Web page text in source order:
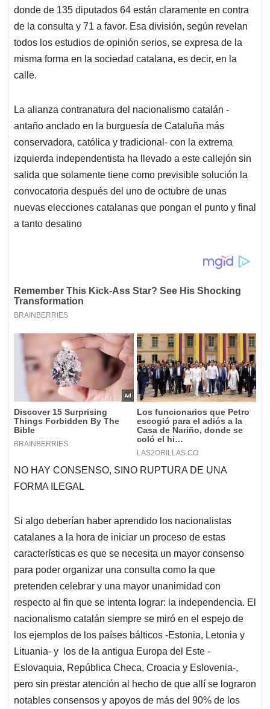
donde de 135 diputados 64 están claramente en contra
de la consulta y 71 a favor. Esa división, según revelan
todos los estudios de opinión serios, se expresa de la
misma forma en la sociedad catalana, es decir, en la
calle.
La alianza contranatura del nacionalismo catalán -
antaño anclado en la burguesía de Cataluña más
conservadora, católica y tradicional- con la extrema
izquierda independentista ha llevado a este callejón sin
salida que solamente tiene como previsible solución la
convocatoria después del uno de octubre de unas
nuevas elecciones catalanas que pongan el punto y final
a tanto desatino
NO HAY CONSENSO, SINO RUPTURA DE UNA
FORMA ILEGAL
Si algo deberían haber aprendido los nacionalistas
catalanes a la hora de iniciar un proceso de estas
características es que se necesita un mayor consenso
para poder organizar una consulta como la que
pretenden celebrar y una mayor unanimidad con
respecto al fin que se intenta lograr: la independencia. El
nacionalismo catalán siempre se miró en el espejo de
los ejemplos de los países bálticos -Estonia, Letonia y
Lituania- y los de la antigua Europa del Este -
Eslovaquia, República Checa, Croacia y Eslovenia-,
pero sin prestar atención al hecho de que allí se lograron
notables consensos y apoyos de más del 90% de los